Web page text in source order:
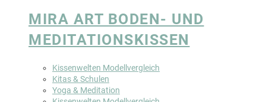
MIRA ART BODEN- UND
MEDITATIONSKISSEN
Kissenwelten Modellvergleich
Kitas & Schulen
Yoga & Meditation